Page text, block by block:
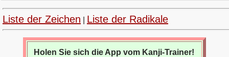
Liste der Zeichen Liste der Radikale
Holen Sie sich die App vom Kanji-Trainer!